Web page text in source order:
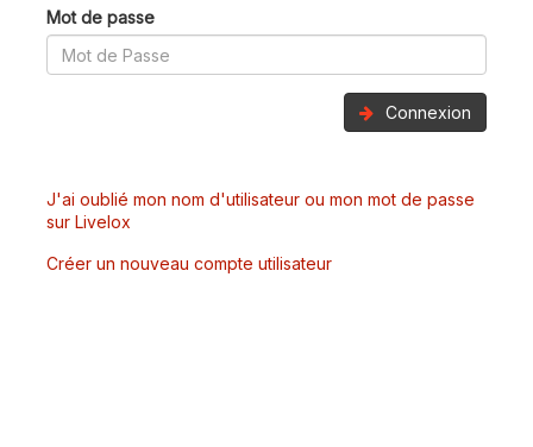
Mot de passe
Connexion
J'ai oublié mon nom d'utilisateur ou mon mot de passe
sur Livelox
Créer un nouveau compte utilisateur